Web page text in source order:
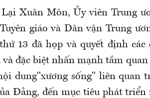
Xuân Môn, Ủy viên Trung
giáo và Dân vận Trung
13 đã họp và quyết định
và đặc biệt nhấn mạnh tầm
dung"xương sống" liên quan
Đảng, đến mục tiêu phát triển